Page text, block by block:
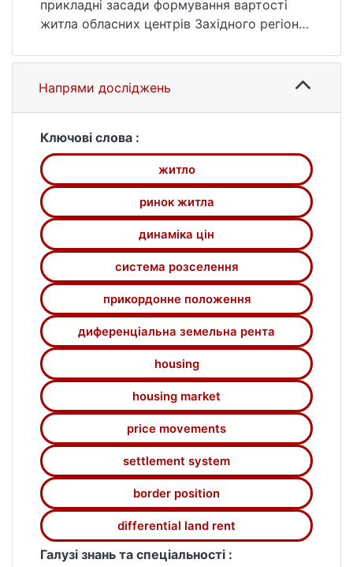
прикладні засади формування вартості
житла обласних центрів Західного регіону
житла від соціально-економічного стану
області. Проведено аналіз вартості житла
в межах окремих міст та їх частин.
розселення, чисельності населення,
положення території, що справляють
безпосередній вплив на вартість території.
Оцінено чинники формування географічної
складової диференціальної земельної
ренти.
Напрями досліджень
Ключові слова :
житло
ринок житла
динаміка цін
система розселення
прикордонне положення
диференціальна земельна рента
housing
housing market
price movements
settlement system
border position
differential land rent
Галузі знань та спеціальності :